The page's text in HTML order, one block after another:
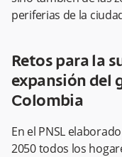
periferias de la
Retos para la
expansión del
Colombia
En el PNSL
2050 todos los